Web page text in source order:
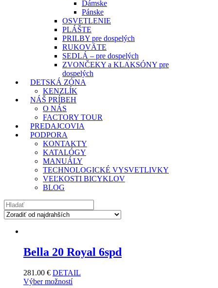
Dámske
Pánske
OSVETLENIE
PLÁŠTE
PRILBY pre dospelých
RUKOVÄTE
SEDLÁ – pre dospelých
ZVONČEKY a KLAKSÓNY pre
dospelých
DETSKÁ ZÓNA
KENZLÍK
NÁŠ PRÍBEH
O NÁS
FACTORY TOUR
PREDAJCOVIA
PODPORA
KONTAKTY
KATALÓGY
MANUÁLY
TECHNOLOGICKÉ VYSVETLIVKY
VEĽKOSTI BICYKLOV
BLOG
Bella 20 Royal 6spd
281.00 € DETAIL
Výber možností